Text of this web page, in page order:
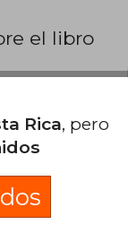
el libro
Rica, pero